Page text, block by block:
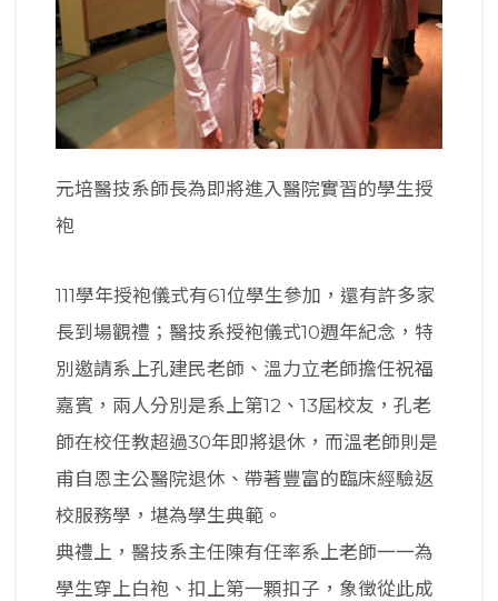
元培醫技系師長為即將進入醫院實習的學生授
袍
111學年授袍儀式有61位學生參加，還有許多家
長到場觀禮；醫技系授袍儀式10週年紀念，特
別邀請系上孔建民老師、溫力立老師擔任祝福
嘉賓，兩人分別是系上第12、13屆校友，孔老
師在校任教超過30年即將退休，而溫老師則是
甫自恩主公醫院退休、帶著豐富的臨床經驗返
校服務學，堪為學生典範。
典禮上，醫技系主任陳有任率系上老師一一為
學生穿上白袍、扣上第一顆扣子，象徵從此成